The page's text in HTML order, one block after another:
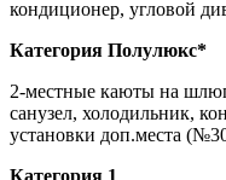
кондиционер, угловой
Категория Полулюкс*
2-местные каюты на
санузел, холодильник,
установки доп.места
Категория 1